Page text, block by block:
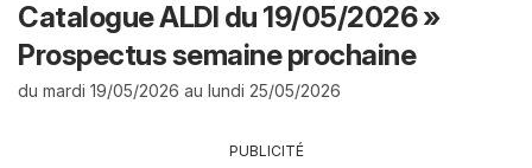
Catalogue ALDI du 19/05/2026 »
Prospectus semaine prochaine
du mardi 19/05/2026 au lundi 25/05/2026
PUBLICITÉ